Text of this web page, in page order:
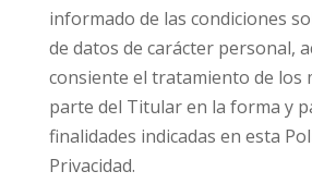
informado de las condiciones
de datos de carácter personal,
consiente el tratamiento de los
parte del Titular en la forma y
finalidades indicadas en esta
Privacidad.